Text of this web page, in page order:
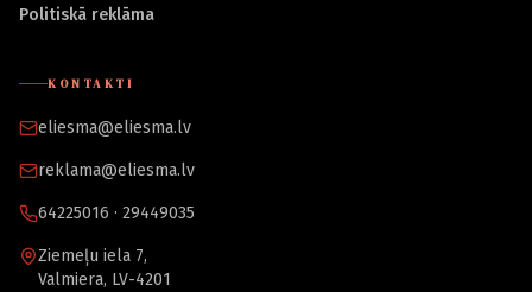
Politiskā reklāma
KONTAKTI
eliesma@eliesma.lv
reklama@eliesma.lv
64225016 · 29449035
Ziemeļu iela 7,
Valmiera, LV-4201